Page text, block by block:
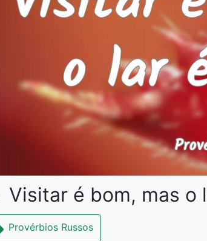
Visitar é bom, mas o
Provérbios Russos